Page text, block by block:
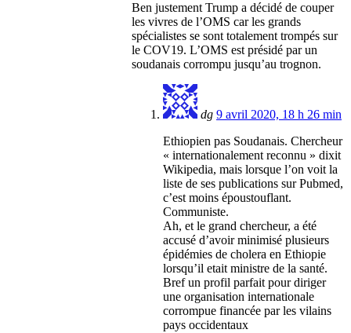
Ben justement Trump a décidé de couper
les vivres de l’OMS car les grands
spécialistes se sont totalement trompés sur
le COV19. L’OMS est présidé par un
soudanais corrompu jusqu’au trognon.
dg 9 avril 2020, 18 h 26 min
Ethiopien pas Soudanais. Chercheur
« internationalement reconnu » dixit
Wikipedia, mais lorsque l’on voit la
liste de ses publications sur Pubmed,
c’est moins époustouflant.
Communiste.
Ah, et le grand chercheur, a été
accusé d’avoir minimisé plusieurs
épidémies de cholera en Ethiopie
lorsqu’il etait ministre de la santé.
Bref un profil parfait pour diriger
une organisation internationale
corrompue financée par les vilains
pays occidentaux